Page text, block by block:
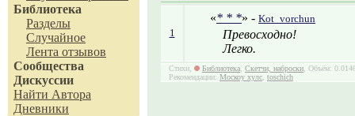
Библиотека
Разделы
Случайное
Лента отзывов
Сообщества
Дискуссии
Найти Автора
Дневники
1
«* * *» - Kot_vorchun
Превосходно!
Легко.
Стихи, Библиотека Скетчи, наброски , Объём:
Рекомендации: Москоу хулс toschich